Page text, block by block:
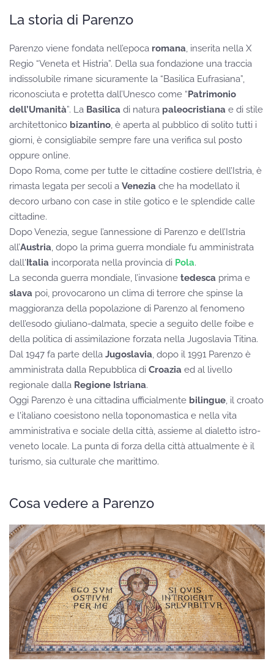
La storia di Parenzo
Parenzo viene fondata nell’epoca romana, inserita nella X
Regio “Veneta et Histria”. Della sua fondazione una traccia
indissolubile rimane sicuramente la “Basilica Eufrasiana”,
riconosciuta e protetta dall’Unesco come “ Patrimonio
dell’Umanità”. La Basilica di natura paleocristiana e di stile
architettonico bizantino, è aperta al pubblico di solito tutti i
giorni, è consigliabile sempre fare una verifica sul posto
oppure online.
Dopo Roma, come per tutte le cittadine costiere dell’Istria, è
rimasta legata per secoli a Venezia che ha modellato il
decoro urbano con case in stile gotico e le splendide calle
cittadine.
Dopo Venezia, segue l’annessione di Parenzo e dell’Istria
all’Austria, dopo la prima guerra mondiale fu amministrata
dall' Italia incorporata nella provincia di Pola.
La seconda guerra mondiale, l’invasione tedesca prima e
slava poi, provocarono un clima di terrore che spinse la
maggioranza della popolazione di Parenzo al fenomeno
dell’esodo giuliano-dalmata, specie a seguito delle foibe e
della politica di assimilazione forzata nella Jugoslavia Titina.
Dal 1947 fa parte della Jugoslavia, dopo il 1991 Parenzo è
amministrata dalla Repubblica di Croazia ed al livello
regionale dalla Regione Istriana.
Oggi Parenzo è una cittadina ufficialmente bilingue, il croato
e l'italiano coesistono nella toponomastica e nella vita
amministrativa e sociale della città, assieme al dialetto istro-
veneto locale. La punta di forza della città attualmente è il
turismo, sia culturale che marittimo.
Cosa vedere a Parenzo